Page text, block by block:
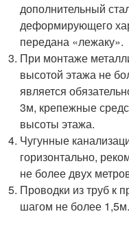
дополнительный
деформирующего
передана «лежаку».
При монтаже
высотой этажа не
является
3м, крепежные
высоты этажа.
Чугунные
горизонтально,
не более двух
Проводки из труб к
шагом не более 1,5м.